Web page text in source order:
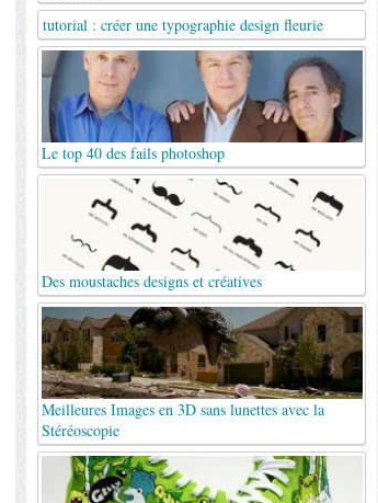
tutorial : créer une typographie design fleurie
Le top 40 des fails photoshop
Des moustaches designs et créatives
Meilleures Images en 3D sans lunettes avec la
Stéréoscopie